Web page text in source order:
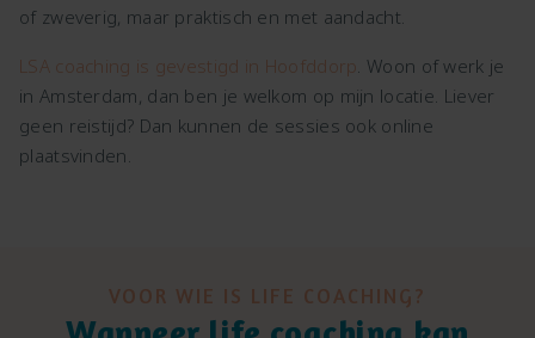
of zweverig, maar praktisch en met aandacht.
LSA coaching is gevestigd in Hoofddorp . Woon of werk je
in Amsterdam, dan ben je welkom op mijn locatie. Liever
geen reistijd? Dan kunnen de sessies ook online
plaatsvinden.
VOOR WIE IS LIFE COACHING?